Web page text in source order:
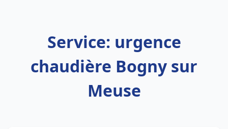
Service: urgence
chaudière Bogny sur
Meuse